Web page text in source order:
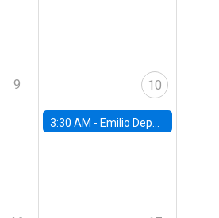
9 10
3:30 AM - Emilio Depetris-Chauvín, Universidad Católica